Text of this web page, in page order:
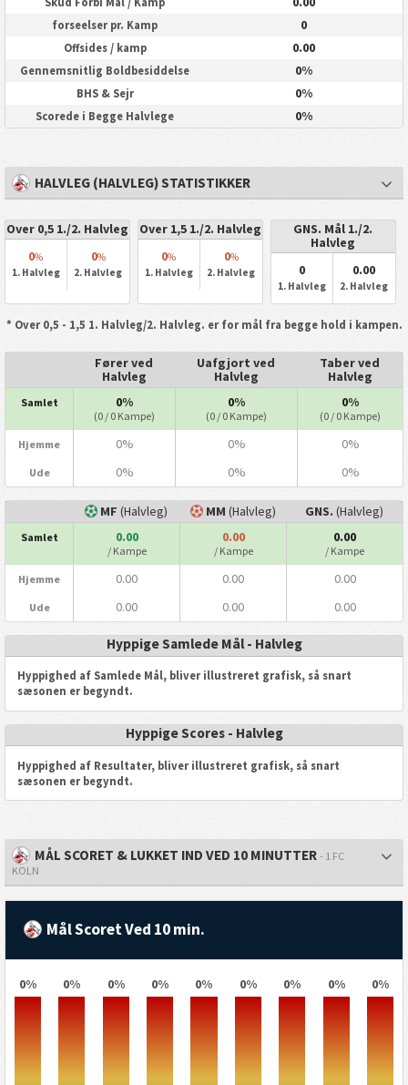
forseelser pr. Kamp 0
Offsides / kamp 0.00
Gennemsnitlig Boldbesiddelse 0%
BHS & Sejr 0%
Scorede i Begge Halvlege 0%
HALVLEG (HALVLEG) STATISTIKKER
Over 0,5 1./2. Halvleg
0%
1. Halvleg
0%
2. Halvleg
Over 1,5 1./2. Halvleg
0%
1. Halvleg
0%
2. Halvleg
GNS. Mål 1./2.
Halvleg
0
1. Halvleg
0.00
2. Halvleg
* Over 0,5 - 1,5 1. Halvleg/2. Halvleg. er for mål fra begge hold i kampen.
Fører ved
Halvleg
Uafgjort ved
Halvleg
Taber ved
Halvleg
Samlet 0%
(0 / 0 Kampe)
0%
(0 / 0 Kampe)
0%
(0 / 0 Kampe)
Hjemme 0% 0% 0%
Ude 0% 0% 0%
MF (Halvleg) MM (Halvleg) GNS. (Halvleg)
Samlet 0.00
/ Kampe
0.00
/ Kampe
0.00
/ Kampe
Hjemme 0.00 0.00 0.00
Ude 0.00 0.00 0.00
Hyppige Samlede Mål - Halvleg
Hyppighed af Samlede Mål, bliver illustreret grafisk, så snart
sæsonen er begyndt.
Hyppige Scores - Halvleg
Hyppighed af Resultater, bliver illustreret grafisk, så snart
sæsonen er begyndt.
MÅL SCORET & LUKKET IND VED 10 MINUTTER - 1 FC
KOLN
Mål Scoret Ved 10 min.
0% 0% 0% 0% 0% 0% 0% 0% 0%